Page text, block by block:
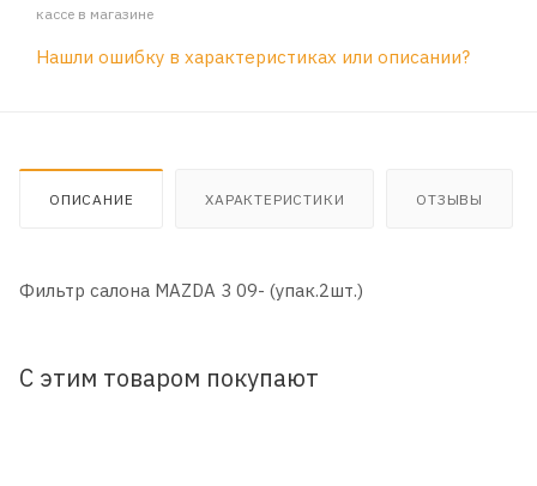
кассе в магазине
Нашли ошибку в характеристиках или описании?
ОПИСАНИЕ ХАРАКТЕРИСТИКИ ОТЗЫВЫ
Фильтр салона MAZDA 3 09- (упак.2шт.)
С этим товаром покупают